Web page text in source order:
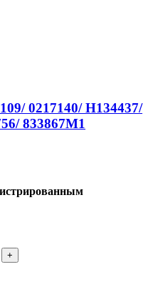
0217140/ H134437/
833867M1